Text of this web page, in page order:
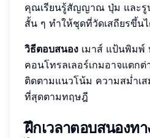
คุณเรียนรู้สัญญาณ ปุ่ม และรู
สั้น ๆ ทำให้ชุดที่วัดเสถียรขึ้น
วิธีตอบสนอง เมาส์ แป้นพิมพ์
คอนโทรลเลอร์เกมอาจแตก
ติดตามแนวโน้ม ความสม่ำเ
ที่สุดตามทฤษฎี
ฝึกเวลาตอบสนองท